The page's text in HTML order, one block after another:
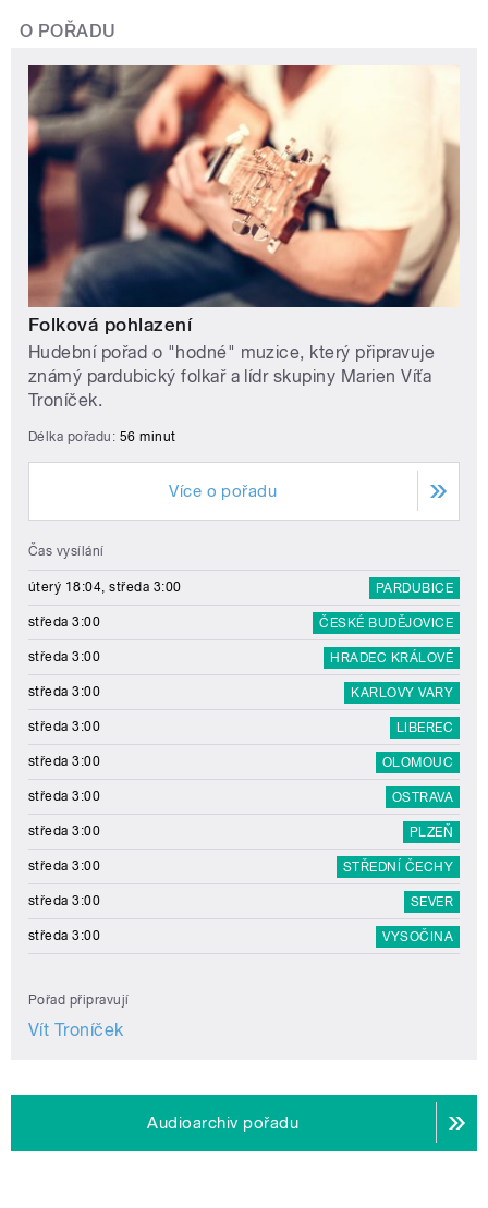
O POŘADU
Folková pohlazení
Hudební pořad o "hodné" muzice, který připravuje
známý pardubický folkař a lídr skupiny Marien Víťa
Troníček.
Délka pořadu: 56 minut
Více o pořadu
Čas vysílání
úterý 18:04, středa 3:00 PARDUBICE
středa 3:00 ČESKÉ BUDĚJOVICE
středa 3:00 HRADEC KRÁLOVÉ
středa 3:00 KARLOVY VARY
středa 3:00 LIBEREC
středa 3:00 OLOMOUC
středa 3:00 OSTRAVA
středa 3:00 PLZEŇ
středa 3:00 STŘEDNÍ ČECHY
středa 3:00 SEVER
středa 3:00 VYSOČINA
Pořad připravují
Vít Troníček
Audioarchiv pořadu